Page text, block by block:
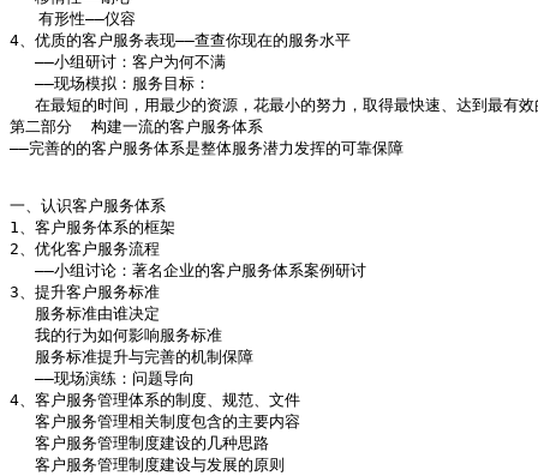
   有形性——仪容
4、优质的客户服务表现——查查你现在的服务水平
——小组研讨：客户为何不满
——现场模拟：服务目标：
在最短的时间，用最少的资源，花最小的努力，取得最快速、达到最有效
第二部分  构建一流的客户服务体系
——完善的的客户服务体系是整体服务潜力发挥的可靠保障
一、认识客户服务体系
1、客户服务体系的框架
2、优化客户服务流程
——小组讨论：著名企业的客户服务体系案例研讨
3、提升客户服务标准
服务标准由谁决定
我的行为如何影响服务标准
服务标准提升与完善的机制保障
——现场演练：问题导向
4、客户服务管理体系的制度、规范、文件
客户服务管理相关制度包含的主要内容
客户服务管理制度建设的几种思路
客户服务管理制度建设与发展的原则